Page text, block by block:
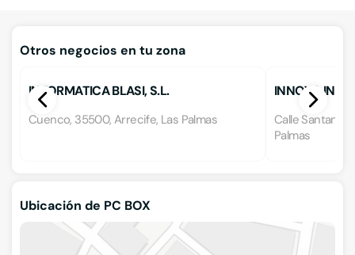
Otros negocios en tu zona
INFORMATICA BLASI, S.L.
Cuenco, 35500, Arrecife, Las Palmas
INNOVA
Calle
Palmas
Ubicación de PC BOX